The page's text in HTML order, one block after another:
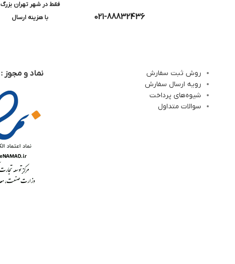
021-88832436
فقط در شهر تهران بزرگ
با هزینه ارسال
روش ثبت سفارش
رویه ارسال سفارش
شیوه‌های پرداخت
سوالات متداول
نماد و مجوز :